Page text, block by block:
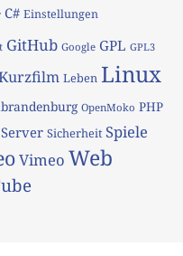
C# Einstellungen
GitHub Google GPL GPL3
Leben Linux
OpenMoko PHP
Server Sicherheit Spiele
Vimeo Web